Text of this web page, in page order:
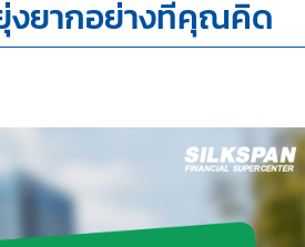
ยุ่งยากอย่างที่คุณคิด